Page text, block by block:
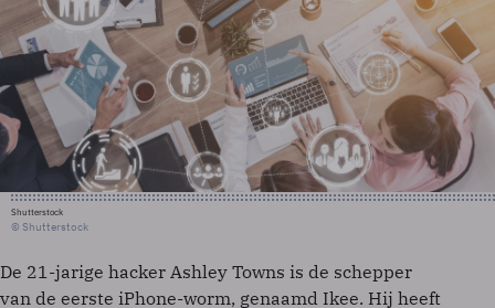
Shutterstock
© Shutterstock
De 21-jarige hacker Ashley Towns is de schepper
van de eerste iPhone-worm, genaamd Ikee. Hij heeft